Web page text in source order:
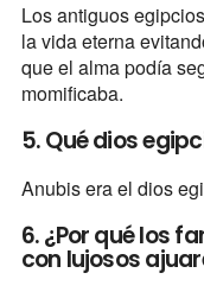
Los antiguos
la vida eterna
que el alma podía
momificaba.
5. Qué dios
Anubis era el dios
6. ¿Por qué los
con lujosos